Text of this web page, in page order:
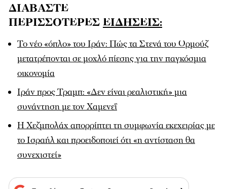
ΔΙΑΒΑΣΤΕ
ΠΕΡΙΣΣΟΤΕΡΕΣ ΕΙΔΗΣΕΙΣ:
Το νέο «όπλο» του Ιράν: Πώς τα Στενά του Ορμούζ
μετατρέπονται σε μοχλό πίεσης για την παγκόσμια
οικονομία
Ιράν προς Τραμπ: «Δεν είναι ρεαλιστική» μια
συνάντηση με τον Χαμενεΐ
Η Χεζμπολάχ απορρίπτει τη συμφωνία εκεχειρίας με
το Ισραήλ και προειδοποιεί ότι «η αντίσταση θα
συνεχιστεί»